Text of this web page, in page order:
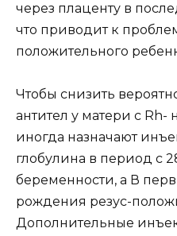
через плаценту в
что приводит к
положительного
Чтобы снизить
антител у матери с Rh-
иногда назначают
глобулина в период с
беременности, а В
рождения резус-
Дополнительные